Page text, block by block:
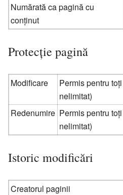
Numărată ca pagină cu
conținut
Protecție pagină
Modificare
Permis pentru
nelimitat)
Redenumire Permis pentru
nelimitat)
Istoric modificări
Creatorul paginii